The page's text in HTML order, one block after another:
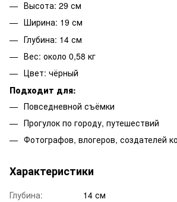
Высота: 29 см
Ширина: 19 см
Глубина: 14 см
Вес: около 0,58 кг
Цвет: чёрный
Подходит для:
Повседневной съёмки
Прогулок по городу, путешествий
Фотографов, влогеров, создателей
Характеристики
Глубина:
14 см